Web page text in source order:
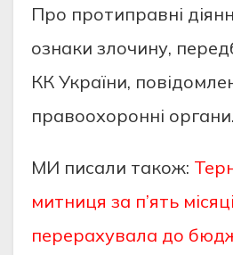
Про протиправні
ознаки злочину,
КК України,
правоохоронні органи.
МИ писали також:
митниця за п’ять
перерахувала до